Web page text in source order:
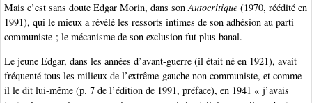
Mais c’est sans doute Edgar Morin, dans sonAutocritique (1970, réédité en
1991), qui le mieux a révélé les ressorts intimes de son adhésion au parti
communiste ; le mécanisme de son exclusion fut plus banal.
Le jeune Edgar, dans les années d’avant-guerre (il était né en 1921), avait
fréquenté tous les milieux de l’extrême-gauche non communiste, et comme
il le dit lui-même (p. 7 de l’édition de 1991, préface), en 1941 « j’avais